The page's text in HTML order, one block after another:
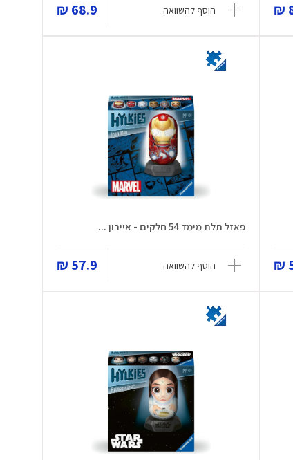
הוסף להשוואה 68.9 ₪
פאזל תלת מימד 54 חלקים - איירון ...
הוסף להשוואה 57.9 ₪